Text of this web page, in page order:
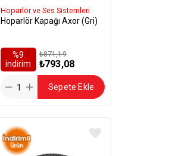
Hoparlör ve Ses Sistemleri
Hoparlör Kapağı Axor (Gri)
%9
i̇ndirim
₺793,08
₺871,19
Sepete Ekle